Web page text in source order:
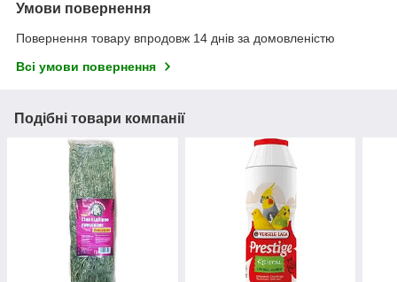
Умови повернення
Повернення товару впродовж 14 днів за домовленістю
Всі умови повернення
Подібні товари компанії